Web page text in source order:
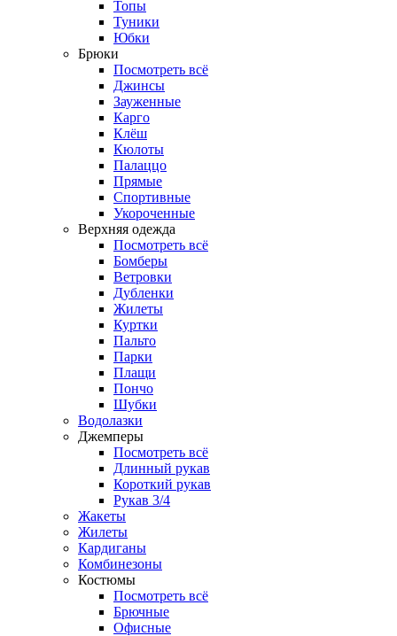
Топы
Туники
Юбки
Брюки
Посмотреть всё
Джинсы
Зауженные
Карго
Клёш
Кюлоты
Палаццо
Прямые
Спортивные
Укороченные
Верхняя одежда
Посмотреть всё
Бомберы
Ветровки
Дубленки
Жилеты
Куртки
Пальто
Парки
Плащи
Пончо
Шубки
Водолазки
Джемперы
Посмотреть всё
Длинный рукав
Короткий рукав
Рукав 3/4
Жакеты
Жилеты
Кардиганы
Комбинезоны
Костюмы
Посмотреть всё
Брючные
Офисные